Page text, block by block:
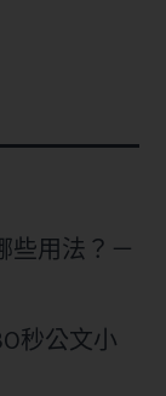
些用法？－
秒公文小